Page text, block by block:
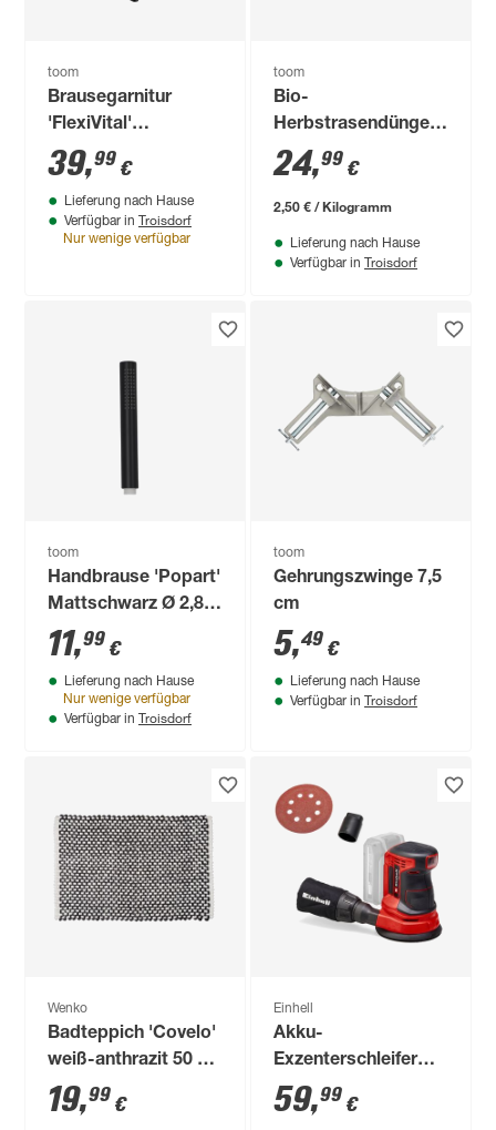
toom
Brausegarnitur
'FlexiVital'
chromfarben
39,99 €
Lieferung nach Hause
Verfügbar in Troisdorf
Nur wenige verfügbar
toom
Bio-
Herbstrasendünger
10 kg
24,99 €
2,50 € / Kilogramm
Lieferung nach Hause
Verfügbar in Troisdorf
toom
Handbrause 'Popart'
Mattschwarz Ø 2,8 x
21,2 cm
11,99 €
Lieferung nach Hause
Nur wenige verfügbar
Verfügbar in Troisdorf
toom
Gehrungszwinge 7,5
cm
5,49 €
Lieferung nach Hause
Verfügbar in Troisdorf
Wenko
Badteppich 'Covelo'
weiß-anthrazit 50 x
80 cm
19,99 €
Einhell
Akku-
Exzenterschleifer
TE-RS 18-Li Solo
59,99 €